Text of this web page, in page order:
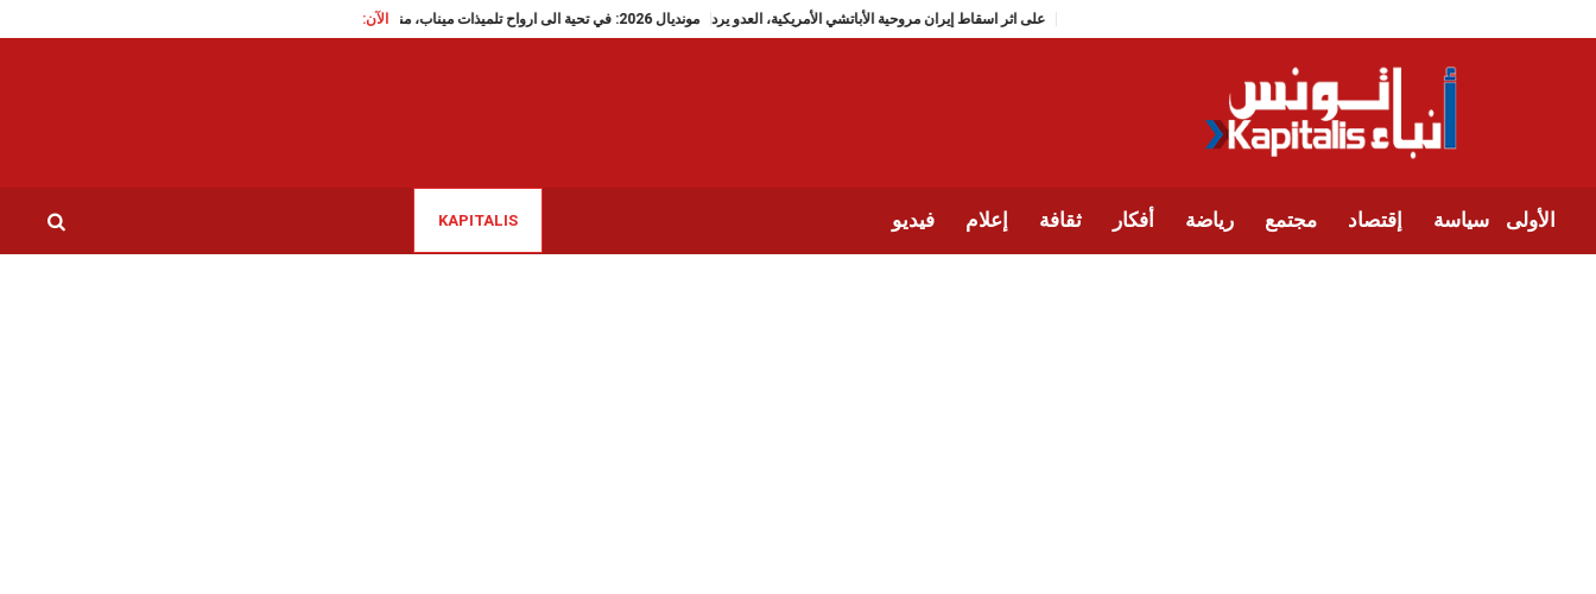
الآن: على اثر اسقاط إيران مروحية الأباتشي الأمريكية، العدو يرد مونديال 2026: في تحية الى ارواح تلميذات ميناب، منتخب إيران يضع دَبُّوس رقم 168
الأولى سياسة إقتصاد مجتمع رياضة أفكار ثقافة إعلام فيديو KAPITALIS